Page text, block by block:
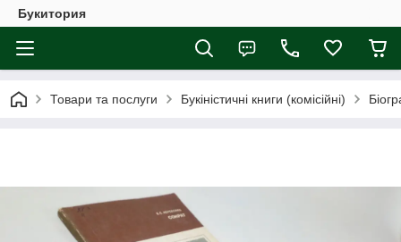
Букитория
Товари та послуги Букіністичні книги (комісійні)